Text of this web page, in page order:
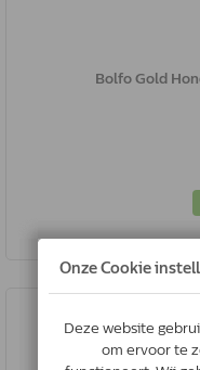
Bolfo Gold